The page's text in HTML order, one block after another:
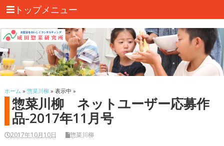
トップメニュー
ホーム » 惣菜川柳» 表示中 »
惣菜川柳 ネットユーザー応募作
品-2017年11月号
2017年10月10日 惣菜川柳